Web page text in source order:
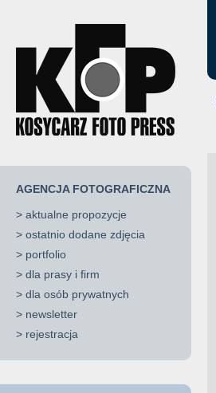
AGENCJA FOTOGRAFICZNA
> aktualne propozycje
> ostatnio dodane zdjęcia
> portfolio
> dla prasy i firm
> dla osób prywatnych
> newsletter
> rejestracja